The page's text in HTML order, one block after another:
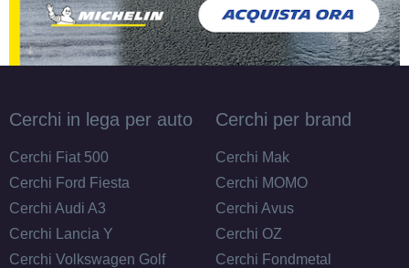
Cerchi in lega per auto
Cerchi Fiat 500
Cerchi Ford Fiesta
Cerchi Audi A3
Cerchi Lancia Y
Cerchi Volkswagen Golf
Cerchi per brand
Cerchi Mak
Cerchi MOMO
Cerchi Avus
Cerchi OZ
Cerchi Fondmetal